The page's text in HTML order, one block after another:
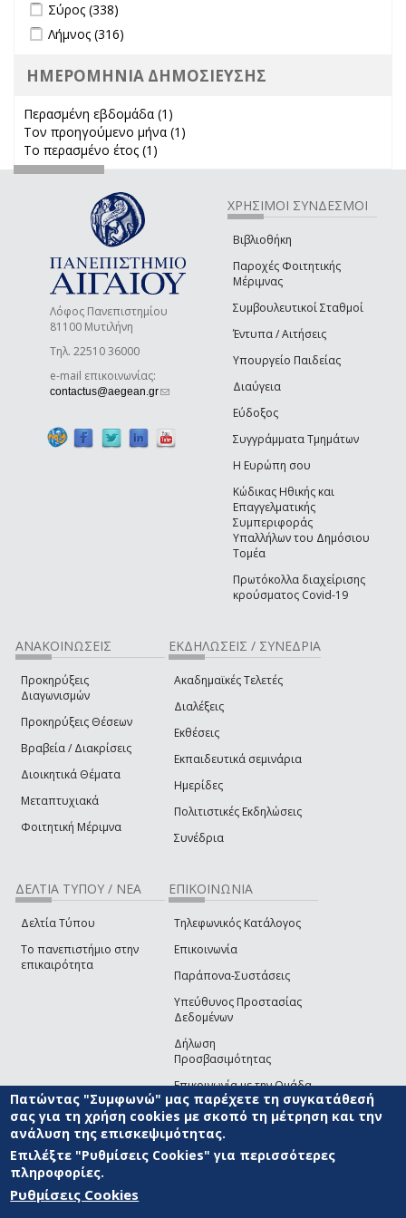
Apply Σύρος filter
Σύρος (338)
Apply Λήμνος filter
Λήμνος (316)
ΗΜΕΡΟΜΗΝΙΑ ΔΗΜΟΣΙΕΥΣΗΣ
Περασμένη εβδομάδα (1)
Τον προηγούμενο μήνα (1)
Το περασμένο έτος (1)
Λόφος Πανεπιστημίου
81100 Μυτιλήνη
Τηλ. 22510 36000
e-mail επικοινωνίας:
contactus@aegean.gr(link sends e-mail)
ΧΡΗΣΙΜΟΙ ΣΥΝΔΕΣΜΟΙ
Βιβλιοθήκη
Παροχές Φοιτητικής
Μέριμνας
Συμβουλευτικοί Σταθμοί
Έντυπα / Αιτήσεις
Υπουργείο Παιδείας
Διαύγεια
Εύδοξος
Συγγράμματα Τμημάτων
Η Ευρώπη σου
Κώδικας Ηθικής και
Επαγγελματικής
Συμπεριφοράς
Υπαλλήλων του Δημόσιου
Τομέα
Πρωτόκολλα διαχείρισης
κρούσματος Covid-19
ΑΝΑΚΟΙΝΩΣΕΙΣ
Προκηρύξεις
Διαγωνισμών
Προκηρύξεις Θέσεων
Βραβεία / Διακρίσεις
Διοικητικά Θέματα
Μεταπτυχιακά
Φοιτητική Μέριμνα
ΕΚΔΗΛΩΣΕΙΣ / ΣΥΝΕΔΡΙΑ
Ακαδημαϊκές Τελετές
Διαλέξεις
Εκθέσεις
Εκπαιδευτικά σεμινάρια
Ημερίδες
Πολιτιστικές Εκδηλώσεις
Συνέδρια
ΔΕΛΤΙΑ ΤΥΠΟΥ / ΝΕΑ
Δελτία Τύπου
Το πανεπιστήμιο στην
επικαιρότητα
ΕΠΙΚΟΙΝΩΝΙΑ
Τηλεφωνικός Κατάλογος
Επικοινωνία
Παράπονα-Συστάσεις
Υπεύθυνος Προστασίας
Δεδομένων
Δήλωση
Προσβασιμότητας
Επικοινωνία με την Ομάδα
Ανάπτυξης του site(link sends e-mail)
© ΠΑΝΕΠΙΣΤΗΜΙΟ ΑΙΓΑΙΟΥ ΟΡΟΙ ΧΡΗΣΗΣ
ΑΝΑΠΤΥΞΗΣ
Πατώντας "Συμφωνώ" μας παρέχετε τη συγκατάθεσή
σας για τη χρήση cookies με σκοπό τη μέτρηση και την
ανάλυση της επισκεψιμότητας.
Επιλέξτε "Ρυθμίσεις Cookies" για περισσότερες
πληροφορίες.
Ρυθμίσεις Cookies